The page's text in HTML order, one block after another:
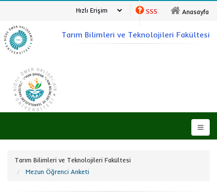
Anasayfa
SSS
Hızlı Erişim
NİĞDE ÖMER HALİSDEMİR ÜNİVERSİTESİ
Tarım Bilimleri ve Teknolojileri Fakültesi
Tarım Bilimleri ve Teknolojileri Fakültesi
Mezun Öğrenci Anketi